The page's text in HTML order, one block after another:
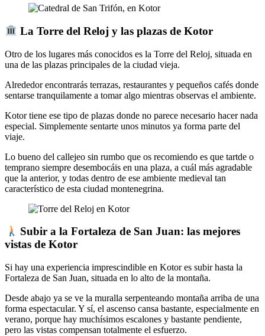
La Torre del Reloj y las plazas de Kotor
Otro de los lugares más conocidos es la Torre del Reloj, situada en
una de las plazas principales de la ciudad vieja.
Alrededor encontrarás terrazas, restaurantes y pequeños cafés donde
sentarse tranquilamente a tomar algo mientras observas el ambiente.
Kotor tiene ese tipo de plazas donde no parece necesario hacer nada
especial. Simplemente sentarte unos minutos ya forma parte del
viaje.
Lo bueno del callejeo sin rumbo que os recomiendo es que tartde o
temprano siempre desembocáis en una plaza, a cuál más agradable
que la anterior, y todas dentro de ese ambiente medieval tan
característico de esta ciudad montenegrina.
Subir a la Fortaleza de San Juan: las mejores
vistas de Kotor
Si hay una experiencia imprescindible en Kotor es subir hasta la
Fortaleza de San Juan, situada en lo alto de la montaña.
Desde abajo ya se ve la muralla serpenteando montaña arriba de una
forma espectacular. Y sí, el ascenso cansa bastante, especialmente en
verano, porque hay muchísimos escalones y bastante pendiente,
pero las vistas compensan totalmente el esfuerzo.